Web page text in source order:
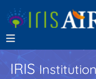
IRIS